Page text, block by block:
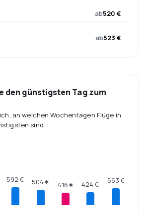
ab520 €
ab523 €
den günstigsten Tag zum
an welchen Wochentagen Flüge in
sind.
592 € 504 € 416 € 424 € 563 €